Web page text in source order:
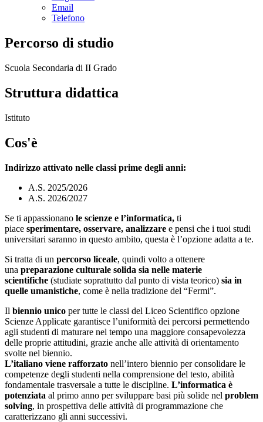
Email
Telefono
Percorso di studio
Scuola Secondaria di II Grado
Struttura didattica
Istituto
Cos'è
Indirizzo attivato nelle classi prime degli anni:
A.S. 2025/2026
A.S. 2026/2027
Se ti appassionano le scienze e l’informatica, ti
piace sperimentare, osservare, analizzare e pensi che i tuoi studi
universitari saranno in questo ambito, questa è l’opzione adatta a te.
Si tratta di un percorso liceale, quindi volto a ottenere
una preparazione culturale solida sia nelle materie
scientifiche (studiate soprattutto dal punto di vista teorico) sia in
quelle umanistiche, come è nella tradizione del “Fermi”.
Il biennio unico per tutte le classi del Liceo Scientifico opzione
Scienze Applicate garantisce l’uniformità dei percorsi permettendo
agli studenti di maturare nel tempo una maggiore consapevolezza
delle proprie attitudini, grazie anche alle attività di orientamento
svolte nel biennio.
L’italiano viene rafforzato nell’intero biennio per consolidare le
competenze degli studenti nella comprensione del testo, abilità
fondamentale trasversale a tutte le discipline. L’informatica è
potenziata al primo anno per sviluppare basi più solide nel problem
solving, in prospettiva delle attività di programmazione che
caratterizzano gli anni successivi.